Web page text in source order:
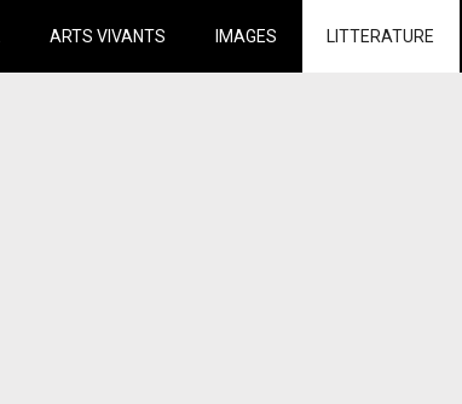
ARTS VIVANTS IMAGES LITTERATURE